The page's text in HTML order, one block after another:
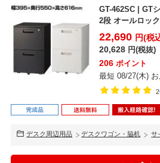
GT-462SC | GT
2段 オールロッ
22,690 円(税
20,628 円(税抜)
206 ポイント
最短 08/27(木)
デスク周辺用品 デスクワゴン・脇机 サ